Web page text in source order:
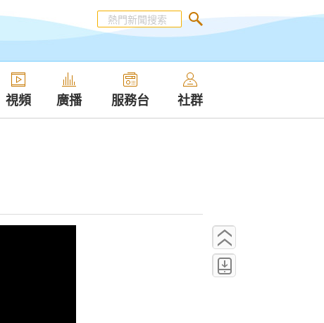
視頻 廣播 服務台 社群